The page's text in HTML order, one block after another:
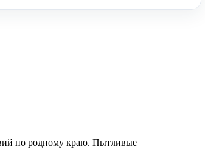
по родному краю. Пытливые